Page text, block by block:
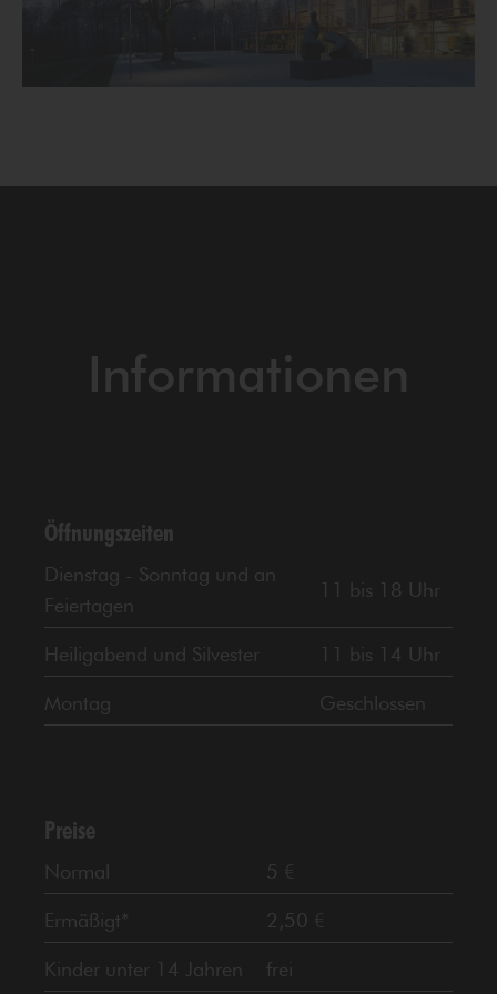
Informationen
Öffnungszeiten
Dienstag - Sonntag und an
Feiertagen
11 bis 18 Uhr
Heiligabend und Silvester 11 bis 14 Uhr
Montag Geschlossen
Preise
Normal 5 €
Ermäßigt* 2,50 €
Kinder unter 14 Jahren frei